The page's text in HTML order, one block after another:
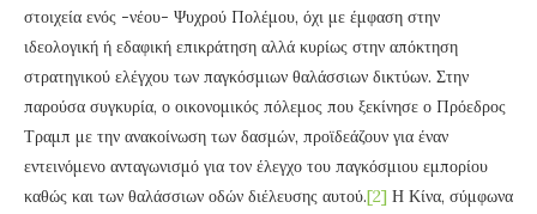
στοιχεία ενός -νέου- Ψυχρού Πολέμου, όχι με έμφαση στην
ιδεολογική ή εδαφική επικράτηση αλλά κυρίως στην απόκτηση
στρατηγικού ελέγχου των παγκόσμιων θαλάσσιων δικτύων. Στην
παρούσα συγκυρία, ο οικονομικός πόλεμος που ξεκίνησε ο Πρόεδρος
Τραμπ με την ανακοίνωση των δασμών, προϊδεάζουν για έναν
εντεινόμενο ανταγωνισμό για τον έλεγχο του παγκόσμιου εμπορίου
καθώς και των θαλάσσιων οδών διέλευσης αυτού.[2] Η Κίνα, σύμφωνα